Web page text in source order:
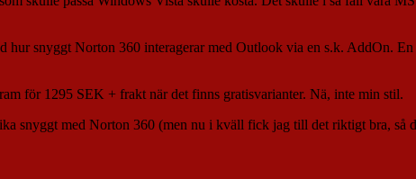
snyggt Norton 360 interagerar med Outlook via en s.k. AddOn.
för 1295 SEK + frakt när det finns gratisvarianter. Nä, inte min stil.
snyggt med Norton 360 (men nu i kväll fick jag till det riktigt bra, så